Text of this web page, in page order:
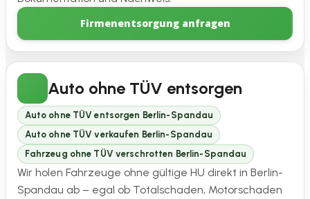
Firmenentsorgung anfragen
Auto ohne TÜV entsorgen
Auto ohne TÜV entsorgen Berlin-Spandau
Auto ohne TÜV verkaufen Berlin-Spandau
Fahrzeug ohne TÜV verschrotten Berlin-Spandau
Wir holen Fahrzeuge ohne gültige HU direkt in Berlin-
Spandau ab – egal ob Totalschaden, Motorschaden